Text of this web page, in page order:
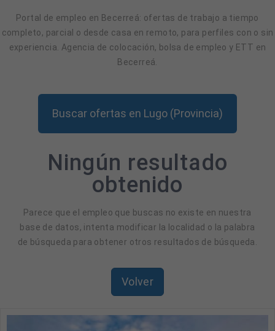
Portal de empleo en Becerreá: ofertas de trabajo a tiempo
completo, parcial o desde casa en remoto, para perfiles con o sin
experiencia. Agencia de colocación, bolsa de empleo y ETT en
Becerreá.
Buscar ofertas en Lugo (Provincia)
Ningún resultado
obtenido
Parece que el empleo que buscas no existe en nuestra
base de datos, intenta modificar la localidad o la palabra
de búsqueda para obtener otros resultados de búsqueda.
Volver